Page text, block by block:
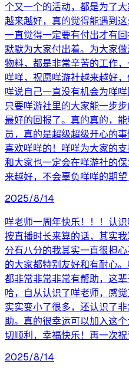
个又一个的活动，都是为了
越来越好，真的觉得能遇到
一直觉得一定要有付出才有
默默为大家付出着。为大家
物料，都是非常辛苦的工作
咩咩，祝愿咩游社越来越好
咩说自己一直没有机会为咩
只要咩游社里的大家能一步
最好的回报了。真的真的，
员，真的是超级超级开心的
喜欢咩咩的！咩咩为大家的
和大家也一定会在咩游社的
来越好，不会辜负咩咩的期望
2025/8/14
咩老师一周年快乐！！！认
按直播时长来算的话，其实
分有八分的我其实一直很担
的大家都特别友好和有耐心
都非常非常非常有帮助，这
哈，自从认识了咩老师，感
实实变小了很多，还认识了
助。真的很幸运可以加入这
切顺利，幸福快乐！再一次祝
2025/8/14